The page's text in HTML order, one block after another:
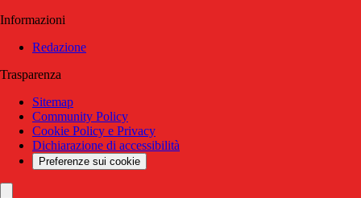
Informazioni
Redazione
Trasparenza
Sitemap
Community Policy
Cookie Policy e Privacy
Dichiarazione di accessibilità
Preferenze sui cookie